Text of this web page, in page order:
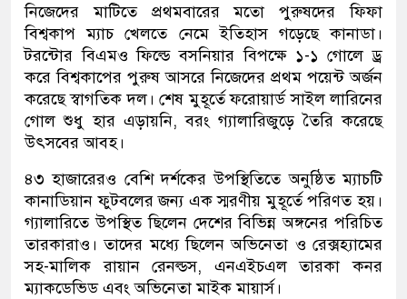
নিজেদের মাটিতে প্রথমবারের মতো পুরুষদের ফিফা
বিশ্বকাপ ম্যাচ খেলতে নেমে ইতিহাস গড়েছে কানাডা।
টরন্টোর বিএমও ফিল্ডে বসনিয়ার বিপক্ষে ১-১ গোলে ড্র
করে বিশ্বকাপের পুরুষ আসরে নিজেদের প্রথম পয়েন্ট অর্জন
করেছে স্বাগতিক দল। শেষ মুহূর্তে ফরোয়ার্ড সাইল লারিনের
গোল শুধু হার এড়ায়নি, বরং গ্যালারিজুড়ে তৈরি করেছে
উৎসবের আবহ।
৪৩ হাজারেরও বেশি দর্শকের উপস্থিতিতে অনুষ্ঠিত ম্যাচটি
কানাডিয়ান ফুটবলের জন্য এক স্মরণীয় মুহূর্তে পরিণত হয়।
গ্যালারিতে উপস্থিত ছিলেন দেশের বিভিন্ন অঙ্গনের পরিচিত
তারকারাও। তাদের মধ্যে ছিলেন অভিনেতা ও রেক্সহ্যামের
সহ-মালিক রায়ান রেনল্ডস, এনএইচএল তারকা কনর
ম্যাকডেভিড এবং অভিনেতা মাইক মায়ার্স।